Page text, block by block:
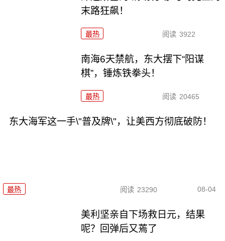
末路狂飙！
最热 阅读 3922
南海6天禁航，东大摆下“阳谋
棋”，锤炼铁拳头！
最热 阅读 20465
东大海军这一手\"普及牌\"，让美西方彻底破防！
最热 阅读 23290 08-04
美利坚亲自下场救日元，结果
呢？回弹后又蔫了